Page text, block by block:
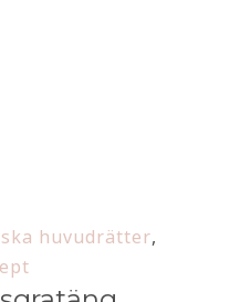
huvudrätter,